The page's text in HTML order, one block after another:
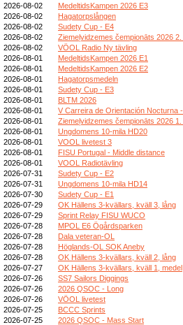
2026-08-02
MedeltidsKampen 2026 E3
2026-08-02
Hagatorpslången
2026-08-02
Sudety Cup - E4
2026-08-02
Ziemeļvidzemes čempionāts 2026 2.
2026-08-02
VÖOL Radio Ny tävling
2026-08-01
MedeltidsKampen 2026 E1
2026-08-01
MedeltidsKampen 2026 E2
2026-08-01
Hagatorpsmedeln
2026-08-01
Sudety Cup - E3
2026-08-01
BLTM 2026
2026-08-01
V Carreira de Orientación Nocturna
2026-08-01
Ziemeļvidzemes čempionāts 2026 1.
2026-08-01
Ungdomens 10-mila HD20
2026-08-01
VOOL livetest 3
2026-08-01
FISU Portugal - Middle distance
2026-08-01
VOOL Radiotävling
2026-07-31
Sudety Cup - E2
2026-07-31
Ungdomens 10-mila HD14
2026-07-30
Sudety Cup - E1
2026-07-29
OK Hällens 3-kvällars, kväll 3, lång
2026-07-29
Sprint Relay FISU WUCO
2026-07-28
MPOL E6 Ögårdsparken
2026-07-28
Dala veteran-OL
2026-07-28
Höglands-OL SOK Aneby
2026-07-28
OK Hällens 3-kvällars, kväll 2, lång
2026-07-27
OK Hällens 3-kvällars, kväll 1, medel
2026-07-26
SS7 Sailors Diggings
2026-07-26
2026 QSOC - Long
2026-07-26
VÖOL livetest
2026-07-25
BCCC Sprints
2026-07-25
2026 QSOC - Mass Start